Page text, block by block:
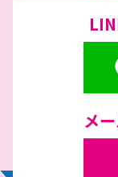
メ